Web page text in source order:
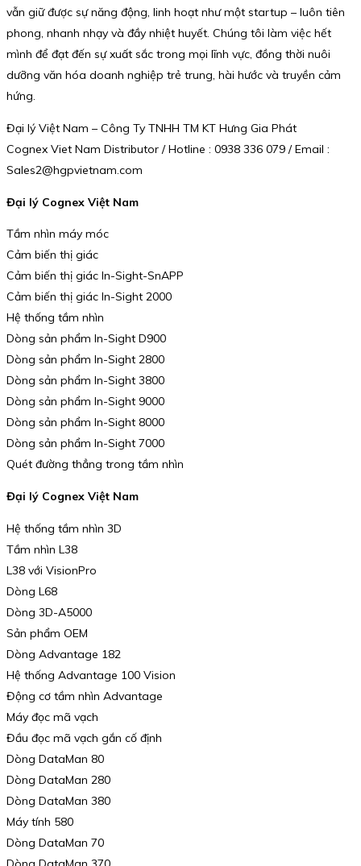
vẫn giữ được sự năng động, linh hoạt như một startup – luôn tiên
phong, nhanh nhạy và đầy nhiệt huyết. Chúng tôi làm việc hết
mình để đạt đến sự xuất sắc trong mọi lĩnh vực, đồng thời nuôi
dưỡng văn hóa doanh nghiệp trẻ trung, hài hước và truyền cảm
hứng.
Đại lý Việt Nam – Công Ty TNHH TM KT Hưng Gia Phát
Cognex Viet Nam Distributor / Hotline : 0938 336 079 / Email :
Sales2@hgpvietnam.com
Đại lý Cognex Việt Nam
Tầm nhìn máy móc
Cảm biến thị giác
Cảm biến thị giác In-Sight-SnAPP
Cảm biến thị giác In-Sight 2000
Hệ thống tầm nhìn
Dòng sản phẩm In-Sight D900
Dòng sản phẩm In-Sight 2800
Dòng sản phẩm In-Sight 3800
Dòng sản phẩm In-Sight 9000
Dòng sản phẩm In-Sight 8000
Dòng sản phẩm In-Sight 7000
Quét đường thẳng trong tầm nhìn
Đại lý Cognex Việt Nam
Hệ thống tầm nhìn 3D
Tầm nhìn L38
L38 với VisionPro
Dòng L68
Dòng 3D-A5000
Sản phẩm OEM
Dòng Advantage 182
Hệ thống Advantage 100 Vision
Động cơ tầm nhìn Advantage
Máy đọc mã vạch
Đầu đọc mã vạch gắn cố định
Dòng DataMan 80
Dòng DataMan 280
Dòng DataMan 380
Máy tính 580
Dòng DataMan 70